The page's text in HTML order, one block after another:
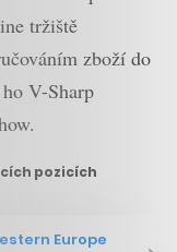
tržiště
zboží do
V-Sharp
pozicích
Europe